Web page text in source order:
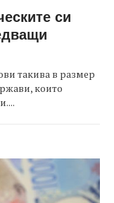
си
такива в размер
които